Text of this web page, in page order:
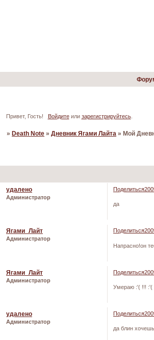
Привет, Гость! Войдитеили зарегистрируйтесь.
»Death Note »Дневник Ягами Лайта »Мой
Поделиться
удалено
Администратор
да
Поделиться
Ягами_Лайт
Администратор
Напрасно!он
Поделиться
Ягами_Лайт
Администратор
Умераю :'( !!! :'(
Поделиться
удалено
Администратор
да блин